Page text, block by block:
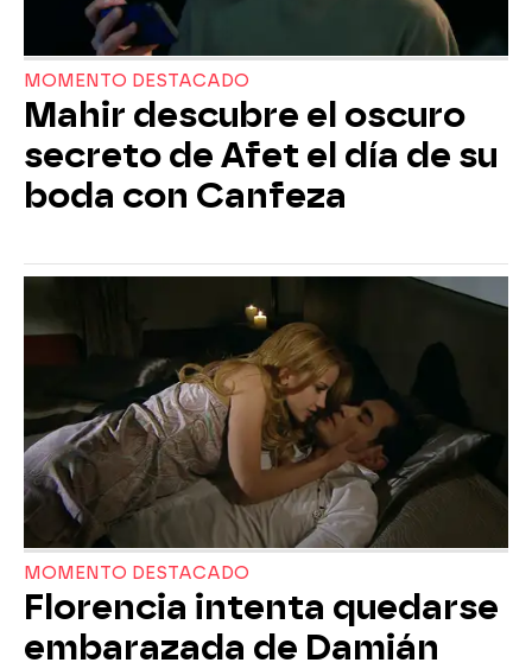
MOMENTO DESTACADO
Mahir descubre el oscuro
secreto de Afet el día de su
boda con Canfeza
MOMENTO DESTACADO
Florencia intenta quedarse
embarazada de Damián